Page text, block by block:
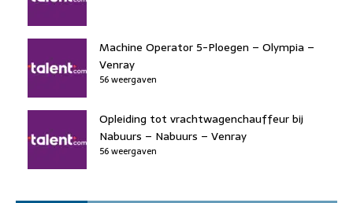
Machine Operator 5-Ploegen – Olympia –
Venray
56 weergaven
Opleiding tot vrachtwagenchauffeur bij
Nabuurs – Nabuurs – Venray
56 weergaven